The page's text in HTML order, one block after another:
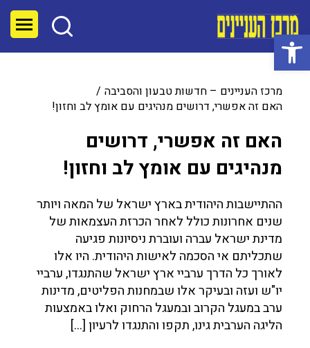
פתח סרגל נגישות
מרכז העניינים – חדשות טבעון והסביבה
האם זה אפשרי, דרושים מנהיגים עם אומץ לב וחזון!
האם זה אפשרי, דרושים
מנהיגים עם אומץ לב וחזון!
ההתיישבות היהודית בארץ ישראל של המאה ויותר
שנים אחרונות כולל לאחר הכרזת העצמאות של
מדינת ישראל עברה ועוברת ניסיונות פגיעה
שתכליתם אי הסכמה לאישות היהודית. היו אלו
לאורך כל הדרך ערביי ארץ ישראל שהתנגדו, ערביי
יו"ש ועזה ובעיקר אלו שבמחנות הפליטים, מדינות
ערב במעגל הקרוב ובמעגל הרחוק ואלו באמצעות
הליגה הערבית גינו, תקפו והתנגדו לרעיון […]